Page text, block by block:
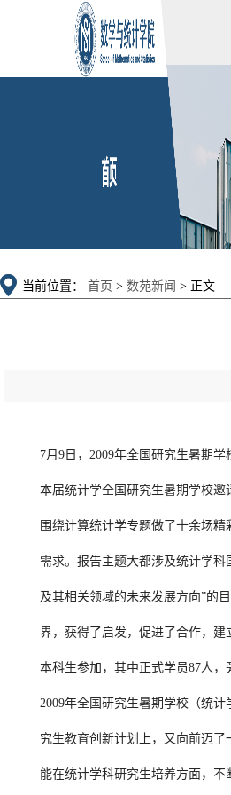
当前位置： 首页 > 数苑新闻 > 正文
7月9日，2009年全国研究生暑期
本届统计学全国研究生暑期学校邀
围绕计算统计学专题做了十余场
需求。报告主题大都涉及统计学
及其相关领域的未来发展方向”的
界，获得了启发，促进了合作，
本科生参加，其中正式学员87人
2009年全国研究生暑期学校（统
究生教育创新计划上，又向前迈
能在统计学科研究生培养方面，